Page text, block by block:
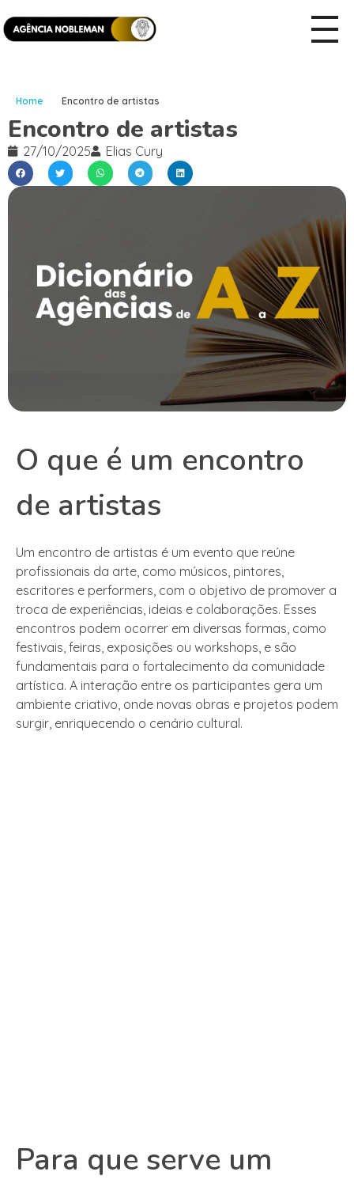
Home Encontro de artistas
Encontro de artistas
27/10/2025 Elias Cury
O que é um encontro
de artistas
Um encontro de artistas é um evento que reúne
profissionais da arte, como músicos, pintores,
escritores e performers, com o objetivo de promover a
troca de experiências, ideias e colaborações. Esses
encontros podem ocorrer em diversas formas, como
festivais, feiras, exposições ou workshops, e são
fundamentais para o fortalecimento da comunidade
artística. A interação entre os participantes gera um
ambiente criativo, onde novas obras e projetos podem
surgir, enriquecendo o cenário cultural.
Para que serve um